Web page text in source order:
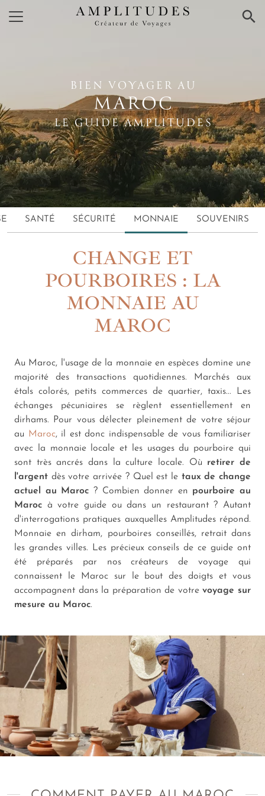
×
BIEN VOYAGER AU
MAROC
LE GUIDE AMPLITUDES
SANTÉ SÉCURITÉ MONNAIE SOUVENIRS
CHANGE ET
POURBOIRES : LA
MONNAIE AU
MAROC
Au Maroc, l'usage de la monnaie en espèces domine une
majorité des transactions quotidiennes. Marchés aux
étals colorés, petits commerces de quartier, taxis... Les
échanges pécuniaires se règlent essentiellement en
dirhams. Pour vous délecter pleinement de votre séjour
au
Maroc, il est donc indispensable de vous familiariser
avec la monnaie locale et les usages du pourboire qui
sont très ancrés dans la culture locale.
Où retirer de
l'argent dès votre arrivée ? Quel est letaux de change
actuel au Maroc ? Combien donner en pourboire au
Maroc à votre guide ou dans un restaurant ? Autant
d'interrogations pratiques auxquelles Amplitudes répond.
Monnaie en dirham, pourboires conseillés, retrait dans
les grandes villes. Les précieux conseils de ce guide ont
été préparés par nos créateurs de voyage qui
connaissent le Maroc sur le bout des doigts et vous
accompagnent dans la préparation de votrevoyage sur
mesure au Maroc.